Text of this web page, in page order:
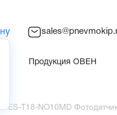
Продукция ОВЕН
PES-T18-NO10MD